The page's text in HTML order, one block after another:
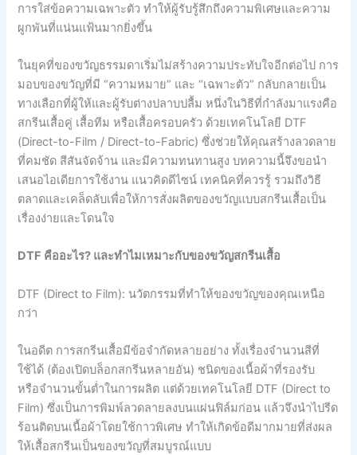
การใส่ข้อความเฉพาะตัว ทำให้ผู้รับรู้สึกถึงความพิเศษและความ
ผูกพันที่แน่นแฟ้นมากยิ่งขึ้น
ในยุคที่ของขวัญธรรมดาเริ่มไม่สร้างความประทับใจอีกต่อไป การ
มอบของขวัญที่มี “ความหมาย” และ “เฉพาะตัว” กลับกลายเป็น
ทางเลือกที่ผู้ให้และผู้รับต่างปลาบปลื้ม หนึ่งในวิธีที่กำลังมาแรงคือ
สกรีนเสื้อคู่ เสื้อทีม หรือเสื้อครอบครัว ด้วยเทคโนโลยี DTF
(Direct-to-Film / Direct-to-Fabric) ซึ่งช่วยให้คุณสร้างลวดลาย
ที่คมชัด สีสันจัดจ้าน และมีความทนทานสูง บทความนี้จึงขอนำ
เสนอไอเดียการใช้งาน แนวคิดดีไซน์ เทคนิคที่ควรรู้ รวมถึงวิธี
ตลาดและเคล็ดลับเพื่อให้การสั่งผลิตของขวัญแบบสกรีนเสื้อเป็น
เรื่องง่ายและโดนใจ
DTF คืออะไร? และทำไมเหมาะกับของขวัญสกรีนเสื้อ
DTF (Direct to Film): นวัตกรรมที่ทำให้ของขวัญของคุณเหนือ
กว่า
ในอดีต การสกรีนเสื้อมีข้อจำกัดหลายอย่าง ทั้งเรื่องจำนวนสีที่
ใช้ได้ (ต้องเปิดบล็อกสกรีนหลายอัน) ชนิดของเนื้อผ้าที่รองรับ
หรือจำนวนขั้นต่ำในการผลิต แต่ด้วยเทคโนโลยี DTF (Direct to
Film) ซึ่งเป็นการพิมพ์ลวดลายลงบนแผ่นฟิล์มก่อน แล้วจึงนำไปรีด
ร้อนติดบนเนื้อผ้าโดยใช้กาวพิเศษ ทำให้เกิดข้อดีมากมายที่ส่งผล
ให้เสื้อสกรีนเป็นของขวัญที่สมบูรณ์แบบ